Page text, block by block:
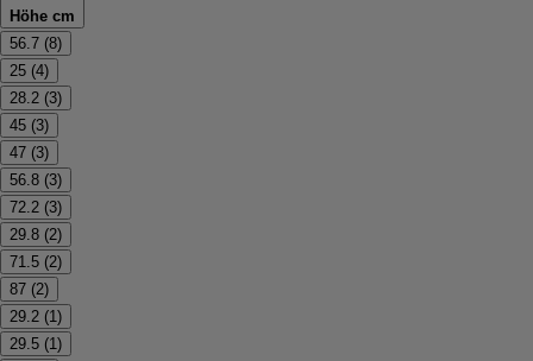
Höhe cm
56.7 (8)
25 (4)
28.2 (3)
45 (3)
47 (3)
56.8 (3)
72.2 (3)
29.8 (2)
71.5 (2)
87 (2)
29.2 (1)
29.5 (1)